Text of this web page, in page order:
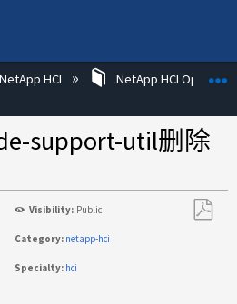
次
NetApp HCI NetApp HCI
support-util删除
Visibility: Public
Category: netapp-hci
Specialty: hci